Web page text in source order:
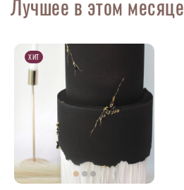
Лучшее в этом месяце
ХИТ